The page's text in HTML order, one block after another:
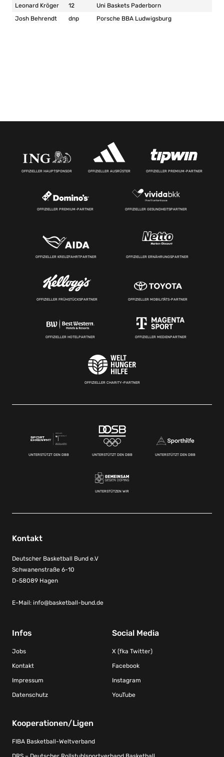
Leonard Kröger 12
Uni Baskets Paderborn
Josh Behrendt
dnp Porsche BBA Ludwigsburg
OFFIZIELLER HAUPTSPONSOR OFFIZIELLER AUSRÜSTER OFFIZIELLER PREMIUM-PARTNER
OFFIZIELLER PREMIUM-PARTNER OFFIZIELLER GESUNDHEITSPARTNER
OFFIZIELLER KREUZFAHRTPARTNER OFFIZIELLER ERNÄHRUNGSPARTNER
OFFIZIELLER FRÜHSTÜCKSPARTNER OFFIZIELLER MOBILITÄTS-PARTNER
OFFIZIELLER HOTELPARTNER OFFIZIELLER MEDIENPARTNER
OFFIZIELLER CHARITY-PARTNER
UNTERSTÜTZT DEN DBB UNTERSTÜTZT DEN DBB UNTERSTÜTZT DEN DBB
UNTERSTÜTZEN WIR
Kontakt
Deutscher Basketball Bund e.V
Schwanenstraße 6-10
D-58089 Hagen
E-Mail: info@basketball-bund.de
Infos
Jobs
Kontakt
Impressum
Datenschutz
Social Media
X (fka Twitter)
Facebook
Instagram
YouTube
Kooperationen/Ligen
FIBA Basketball-Weltverband